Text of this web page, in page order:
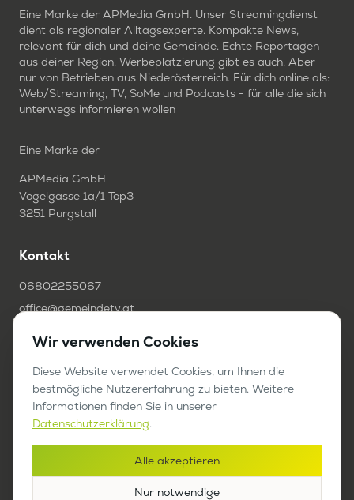
Eine Marke der APMedia GmbH. Unser Streamingdienst
dient als regionaler Alltagsexperte. Kompakte News,
relevant für dich und deine Gemeinde. Echte Reportagen
aus deiner Region. Werbeplatzierung gibt es auch. Aber
nur von Betrieben aus Niederösterreich. Für dich online als:
Web/Streaming, TV, SoMe und Podcasts - für alle die sich
unterwegs informieren wollen
Eine Marke der
APMedia GmbH
Vogelgasse 1a/1 Top3
3251 Purgstall
Kontakt
06802255067
office@gemeindetv.at
FAQ
IMPRESSUM
DATENSCHUTZ
Werben auf GemeindeTV
Wir verwenden Cookies
Diese Website verwendet Cookies, um Ihnen die
bestmögliche Nutzererfahrung zu bieten. Weitere
Informationen finden Sie in unserer
Datenschutzerklärung.
Alle akzeptieren
Nur notwendige